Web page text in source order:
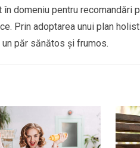
domeniu pentru recomandări
Prin adoptarea unui plan
păr sănătos și frumos.